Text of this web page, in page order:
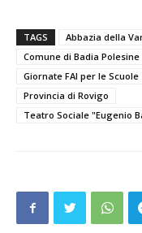
TAGS
Abbazia della
Comune di Badia Polesine
Giornate FAI per le Scuole
Provincia di Rovigo
Teatro Sociale "Eugenio